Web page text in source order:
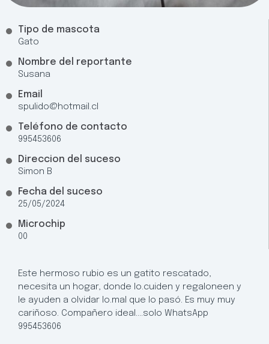
Tipo de mascota
Gato
Nombre del reportante
Susana
Email
spulido@hotmail.cl
Teléfono de contacto
995453606
Direccion del suceso
Simon B
Fecha del suceso
25/05/2024
Microchip
00
Este hermoso rubio es un gatito rescatado,
necesita un hogar, donde lo.cuiden y regaloneen y
le ayuden a olvidar lo.mal que lo pasó. Es muy muy
cariñoso. Compañero ideal….solo WhatsApp
995453606